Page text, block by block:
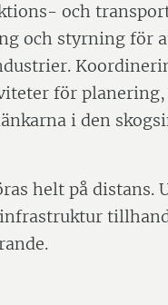
och
och styrning för
för
i den
helt på distans.
infrastruktur